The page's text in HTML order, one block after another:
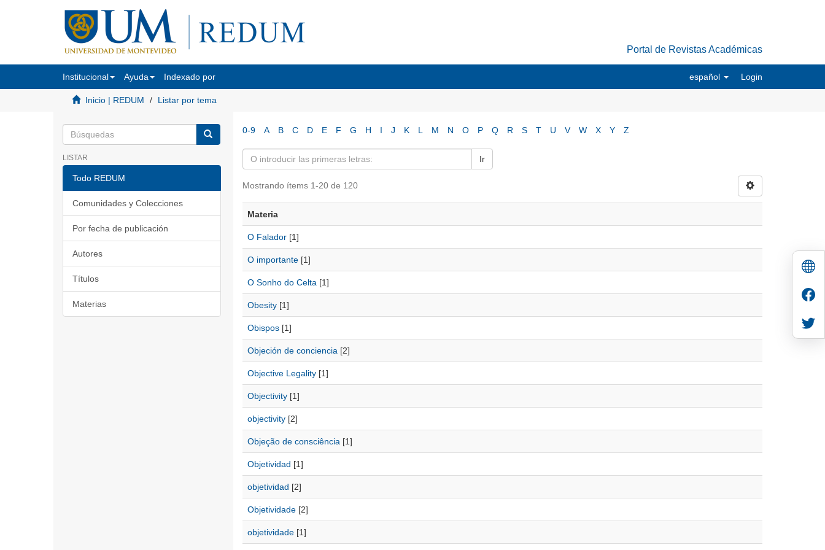
Portal de Revistas Académicas
Institucional Ayuda Indexado por español Login
Inicio | REDUM Listar por tema
LISTAR
Todo REDUM
Comunidades y Colecciones
Por fecha de publicación
Autores
Títulos
Materias
0-9 A B C D E F G H I J K L M N O P Q R S T U V W X Y Z
Ir
Mostrando ítems 1-20 de 120
Materia
O Falador[1]
O importante[1]
O Sonho do Celta [1]
Obesity[1]
Obispos[1]
Objeción de conciencia [2]
Objective Legality[1]
Objectivity[1]
objectivity[2]
Objeção de consciência [1]
Objetividad [1]
objetividad [2]
Objetividade[2]
objetividade[1]